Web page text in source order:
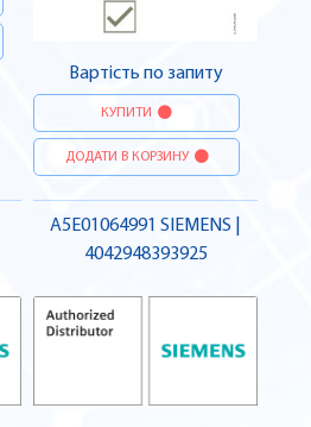
Вартість по запиту
КУПИТИ
ДОДАТИ В КОРЗИНУ
A5E01064991 SIEMENS |
4042948393925